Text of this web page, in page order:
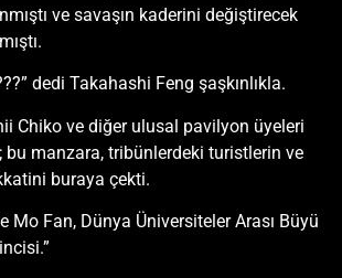
ve savaşın kaderini değiştirecek
dedi Takahashi Feng şaşkınlıkla.
Chiko ve diğer ulusal pavilyon üyeleri
bu manzara, tribünlerdeki turistlerin ve
buraya çekti.
Mo Fan, Dünya Üniversiteler Arası Büyü